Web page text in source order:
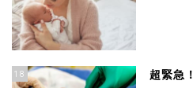
18 超緊急